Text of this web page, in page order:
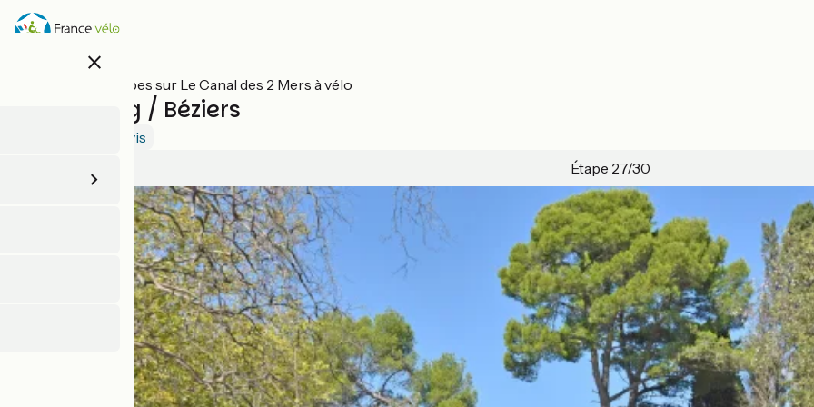
Aller
au
close
Toutes les étapes sur Le Canal des 2 Mers à vélo
Capestang / Béziers
Voir 2 avis
Étape 27/30